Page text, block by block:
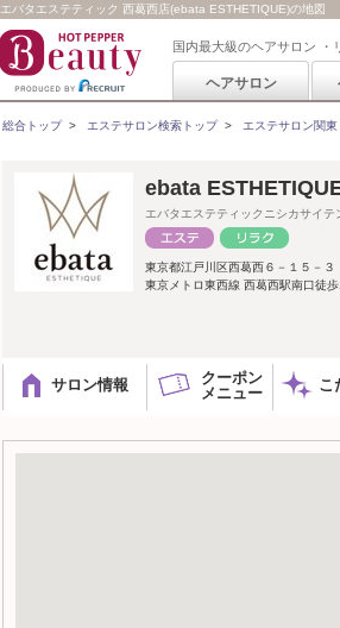
エバタエステティック 西葛西店(ebata ESTHETIQUE)の地図
国内最大級のヘアサロン ・
ヘアサロン
総合トップ> エステサロン検索トップ> エステサロン関
ebata
エバタエステティックニシカサイテ
東京都江戸川区西葛西６－１５－
東京メトロ東西線 西葛西駅南口徒
サロン情報
クーポン
メニュー
こ